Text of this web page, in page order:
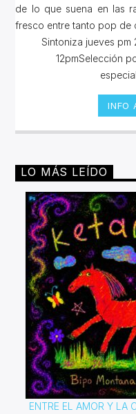
de lo que suena en las
fresco entre tanto pop de
Sintoniza jueves pm
12pmSelección
INFO
LO MÁS LEÍDO
ENTRE EL AMOR Y LA